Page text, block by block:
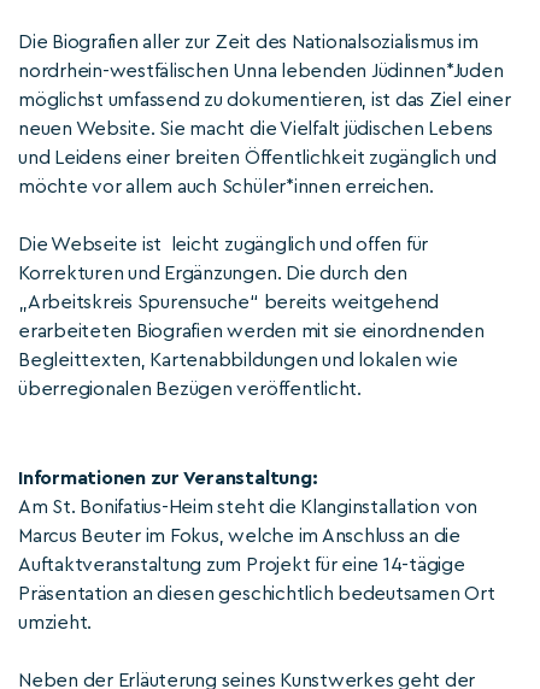
Die Biografien aller zur Zeit des Nationalsozialismus im
nordrhein-westfälischen Unna lebenden Jüdinnen*Juden
möglichst umfassend zu dokumentieren, ist das Ziel einer
neuen Website. Sie macht die Vielfalt jüdischen Lebens
und Leidens einer breiten Öffentlichkeit zugänglich und
möchte vor allem auch Schüler*innen erreichen.
Die Webseite ist leicht zugänglich und offen für
Korrekturen und Ergänzungen. Die durch den
„Arbeitskreis Spurensuche“ bereits weitgehend
erarbeiteten Biografien werden mit sie einordnenden
Begleittexten, Kartenabbildungen und lokalen wie
überregionalen Bezügen veröffentlicht.
Informationen zur Veranstaltung:
Am St. Bonifatius-Heim steht die Klanginstallation von
Marcus Beuter im Fokus, welche im Anschluss an die
Auftaktveranstaltung zum Projekt für eine 14-tägige
Präsentation an diesen geschichtlich bedeutsamen Ort
umzieht.
Neben der Erläuterung seines Kunstwerkes geht der